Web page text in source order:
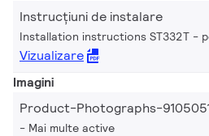
Instrucțiuni de instalare
Installation instructions ST332T
Vizualizare
Imagini
Product-Photographs-
Mai multe active